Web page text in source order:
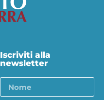
Iscriviti alla
newsletter